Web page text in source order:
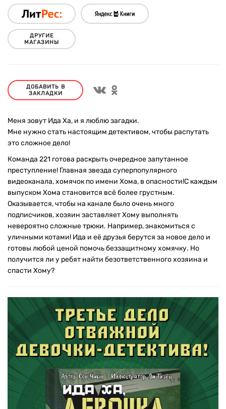
ДРУГИЕ
МАГАЗИНЫ
ДОБАВИТЬ В
ЗАКЛАДКИ
Меня зовут Ида Ха, и я люблю загадки.
Мне нужно стать настоящим детективом, чтобы распутать
это сложное дело!
Команда 221 готова раскрыть очередное запутанное
преступление! Главная звезда суперпопулярного
видеоканала, хомячок по имени Хома, в опасности!С каждым
выпуском Хома становится всё более грустным.
Оказывается, чтобы на канале было очень много
подписчиков, хозяин заставляет Хому выполнять
невероятно сложные трюки. Например, знакомиться с
уличными котами! Ида и её друзья берутся за новое дело и
готовы любой ценой помочь беззащитному хомячку. Но
получится ли у ребят найти безответственного хозяина и
спасти Хому?